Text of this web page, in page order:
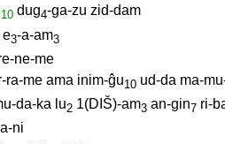
10 dug4-ga-zu zid-dam
e3-a-am3
ne-me
ra-me ama inim-ĝu10 ud-da ma-
da-ka lu2 1(DIŠ)-am3 an-gin7 ri-
ni